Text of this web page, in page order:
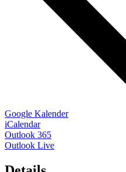
Google Kalender
iCalendar
Outlook 365
Outlook Live